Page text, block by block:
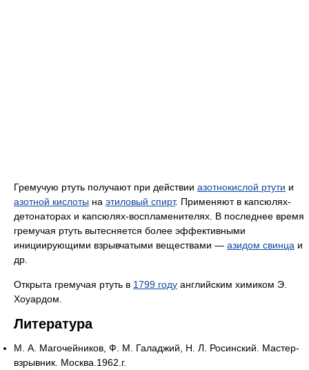
Гремучую ртуть получают при действии азотнокислой ртути и
азотной кислоты на этиловый спирт. Применяют в капсюлях-
детонаторах и капсюлях-воспламенителях. В последнее время
гремучая ртуть вытесняется более эффективными
инициирующими взрывчатыми веществами — азидом свинца и
др.
Открыта гремучая ртуть в 1799 году английским химиком Э.
Хоуардом.
Литература
М. А. Магочейников, Ф. М. Галаджий, Н. Л. Росинский. Мастер-
взрывник. Москва.1962.г.